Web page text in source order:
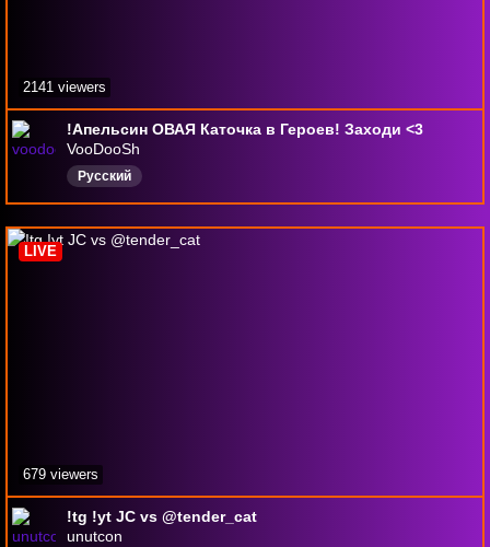
!Апельсин ОВАЯ Каточка в Героев! Заходи <3
VooDooSh
Русский
2141 viewers
!tg !yt JC vs @tender_cat
unutcon
LIVE
679 viewers